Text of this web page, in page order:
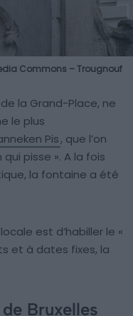
Commons – Trougnouf
la Grand-Place, ne
le plus
Pis, que l’on
pisse ». A la fois
la fontaine a été
est d’habiller le «
et à dates fixes, la
Bruxelles